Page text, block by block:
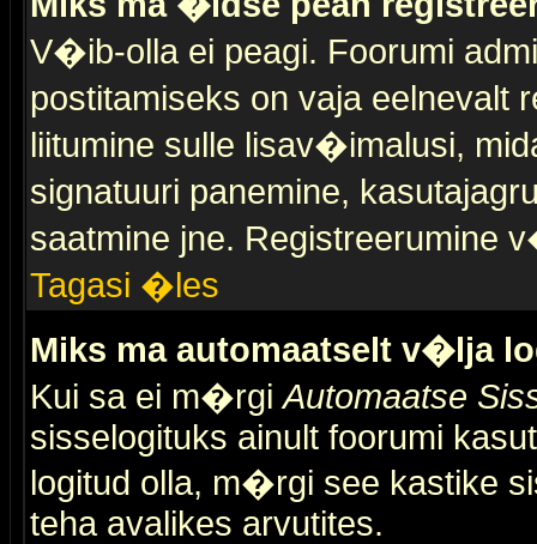
V�ib-olla ei peagi. Foorumi
postitamiseks on vaja eelnevalt
liitumine sulle lisav�imalusi,
signatuuri panemine,
saatmine jne. Registreerumine
Tagasi �les
Miks ma automaatselt v�lja
Kui sa ei m�rgiAutomaatse
sisselogituks ainult foorumi
logitud olla, m�rgi see kastike
teha avalikes arvutites.